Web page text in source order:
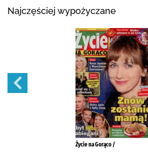
Najczęściej wypożyczane
Życie na Gorąco /